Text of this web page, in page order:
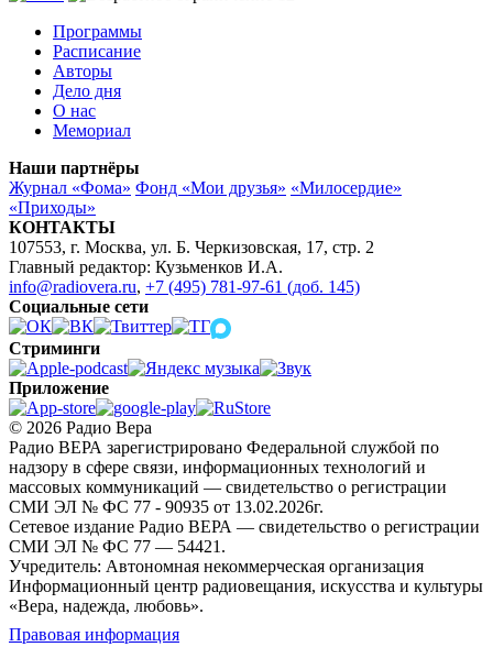
Программы
Расписание
Авторы
Дело дня
О нас
Мемориал
Наши партнёры
Журнал «Фома» Фонд «Мои друзья» «Милосердие»
«Приходы»
КОНТАКТЫ
107553, г. Москва, ул. Б. Черкизовская, 17, стр. 2
Главный редактор: Кузьменков И.А.
info@radiovera.ru, +7 (495) 781-97-61 (доб. 145)
Социальные сети
Стриминги
Приложение
© 2026 Радио Вера
Радио ВЕРА зарегистрировано Федеральной службой по
надзору в сфере связи, информационных технологий и
массовых коммуникаций — свидетельство о регистрации
СМИ ЭЛ № ФС 77 - 90935 от 13.02.2026г.
Сетевое издание Радио ВЕРА — свидетельство о регистрации
СМИ ЭЛ № ФС 77 — 54421.
Учредитель: Автономная некоммерческая организация
Информационный центр радиовещания, искусства и культуры
«Вера, надежда, любовь».
Правовая информация